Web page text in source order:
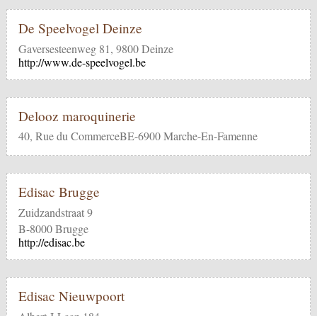
De Speelvogel Deinze
Gaversesteenweg 81, 9800 Deinze
http://www.de-speelvogel.be
Delooz maroquinerie
40, Rue du CommerceBE-6900 Marche-En-Famenne
Edisac Brugge
Zuidzandstraat 9
B-8000 Brugge
http://edisac.be
Edisac Nieuwpoort